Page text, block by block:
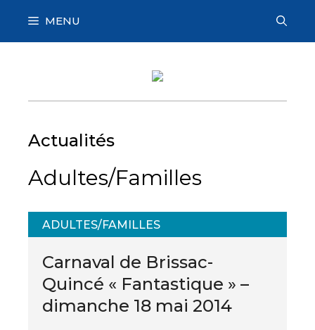
contenu
MENU
Actualités
Adultes/Familles
ADULTES/FAMILLES
Carnaval de Brissac-
Quincé « Fantastique » –
dimanche 18 mai 2014